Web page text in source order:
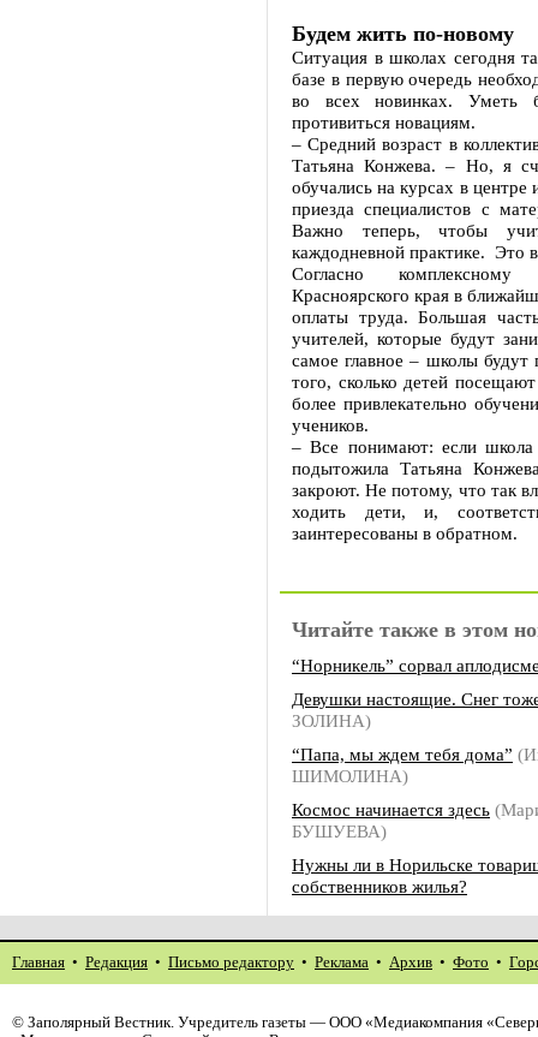
Будем жить по-новому
Ситуация в школах сегодня
базе в первую очередь
во всех новинках. Уметь
противиться новациям.
– Средний возраст в
Татьяна Конжева. – Но, я
обучались на курсах в
приезда специалистов с
Важно теперь, чтобы
каждодневной практике. Это
Согласно комплексному
Красноярского края в
оплаты труда. Большая
учителей, которые будут
самое главное – школы будут
того, сколько детей
более привлекательно
учеников.
– Все понимают: если школа
подытожила Татьяна
закроют. Не потому, что так
ходить дети, и,
заинтересованы в обратном.
Читайте также в этом
“Норникель” сорвал
Девушки настоящие. Снег
ЗОЛИНА)
“Папа, мы ждем тебя дома”
ШИМОЛИНА)
Космос начинается здесь
БУШУЕВА)
Нужны ли в Норильске
собственников жилья?
Главная • Редакция • Письмо редактору • Реклама • Архив • Фото •
© Заполярный Вестник. Учредитель газеты — ООО «Медиакомпания